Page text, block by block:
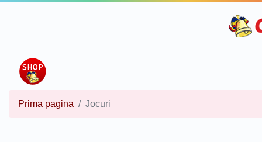
Prima pagina Jocuri